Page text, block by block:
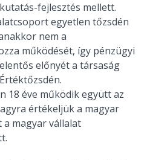
fejlesztés mellett.
egyetlen tőzsdén
nem a
működését, így pénzügyi
előnyét a társaság
18 éve működik együtt az
értékeljük a magyar
a magyar vállalat